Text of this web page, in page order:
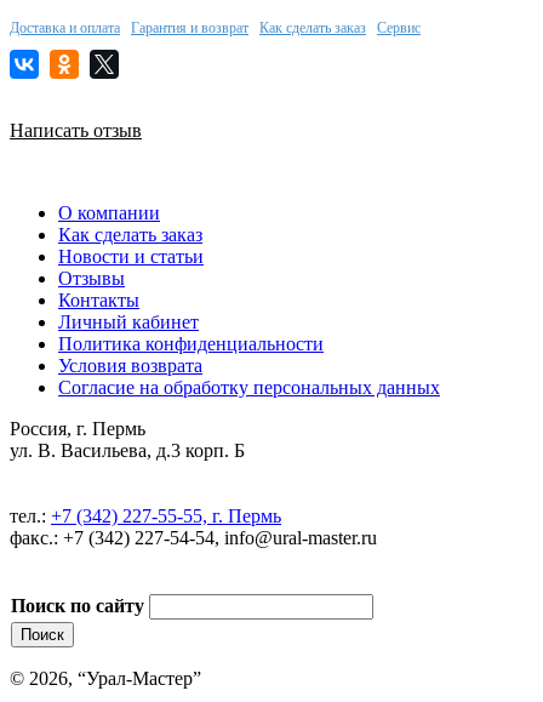
Доставка и оплата Гарантия и возврат Как сделать заказ Сервис
Написать отзыв
О компании
Как сделать заказ
Новости и статьи
Отзывы
Контакты
Личный кабинет
Политика конфиденциальности
Условия возврата
Согласие на обработку персональных данных
Россия, г. Пермь
ул. В. Васильева, д.3 корп. Б
тел.: +7 (342) 227-55-55, г. Пермь
факс.: +7 (342) 227-54-54, info@ural-master.ru
Поиск по сайту
© 2026, “Урал-Мастер”